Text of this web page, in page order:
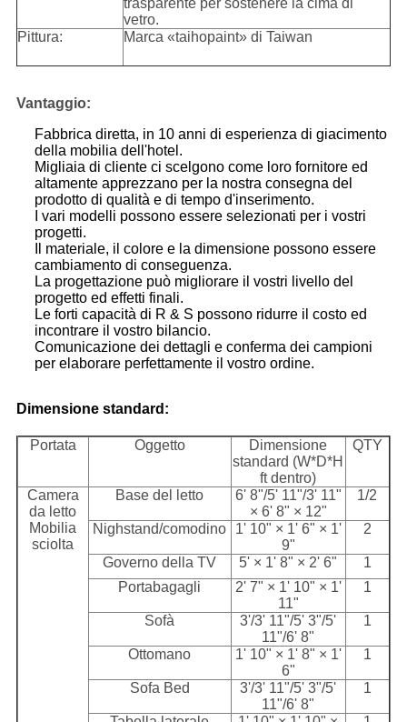
trasparente per sostenere la cima di
vetro.
Pittura:
Marca «taihopaint» di Taiwan
Vantaggio:
Fabbrica diretta, in 10 anni di esperienza di giacimento
della mobilia dell'hotel.
Migliaia di cliente ci scelgono come loro fornitore ed
altamente apprezzano per la nostra consegna del
prodotto di qualità e di tempo d'inserimento.
I vari modelli possono essere selezionati per i vostri
progetti.
Il materiale, il colore e la dimensione possono essere
cambiamento di conseguenza.
La progettazione può migliorare il vostri livello del
progetto ed effetti finali.
Le forti capacità di R & S possono ridurre il costo ed
incontrare il vostro bilancio.
Comunicazione dei dettagli e conferma dei campioni
per elaborare perfettamente il vostro ordine.
Dimensione standard:
Portata Oggetto
Dimensione
standard (W*D*H
ft dentro)
QTY
Camera
da letto
Mobilia
sciolta
Base del letto
6' 8"/5' 11"/3' 11"
× 6' 8" × 12"
1/2
Nighstand/comodino
1' 10" × 1' 6" × 1'
9"
2
Governo della TV 5' × 1' 8" × 2' 6"
1
Portabagagli
2' 7" × 1' 10" × 1'
11"
1
Sofà
3'/3' 11"/5' 3"/5'
11"/6' 8"
1
Ottomano
1' 10" × 1' 8" × 1'
6"
1
Sofa Bed
3'/3' 11"/5' 3"/5'
11"/6' 8"
1